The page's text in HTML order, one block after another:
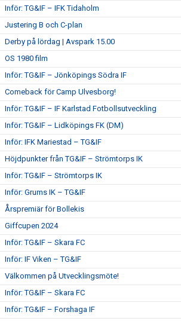
Inför: TG&IF – IFK Tidaholm
Justering B och C-plan
Derby på lördag | Avspark 15.00
OS 1980 film
Inför: TG&IF – Jönköpings Södra IF
Comeback för Camp Ulvesborg!
Inför: TG&IF – IF Karlstad Fotbollsutveckling
Inför: TG&IF – Lidköpings FK (DM)
Inför: IFK Mariestad – TG&IF
Höjdpunkter från TG&IF – Strömtorps IK
Inför: TG&IF – Strömtorps IK
Inför: Grums IK – TG&IF
Årspremiär för Bollekis
Giffcupen 2024
Inför: TG&IF – Skara FC
Inför: IF Viken – TG&IF
Välkommen på Utvecklingsmöte!
Inför: TG&IF – Skara FC
Inför: TG&IF – Forshaga IF